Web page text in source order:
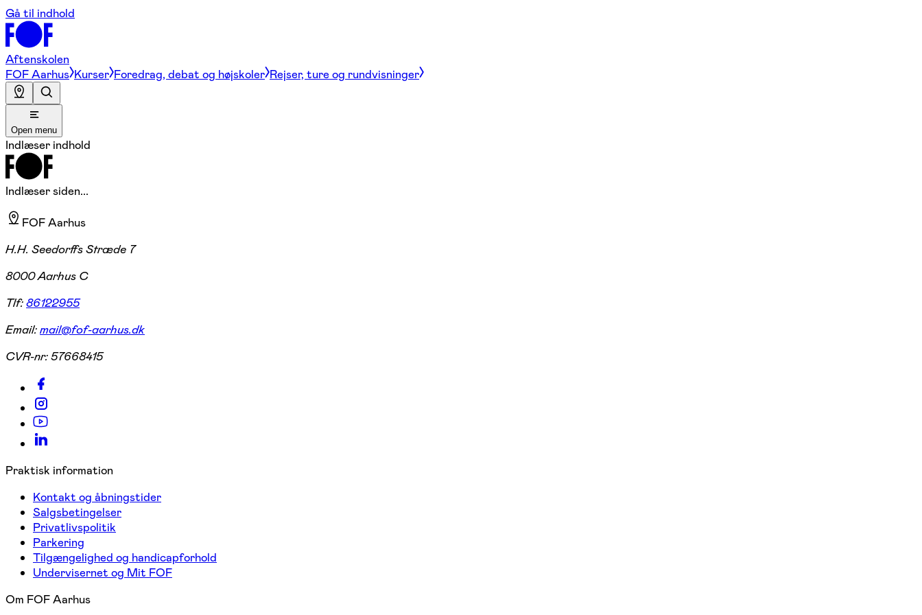
Gå til indhold
Aftenskolen
FOF Aarhus Kurser Foredrag, debat og højskoler Rejser, ture og rundvisninger
Open menu
Indlæser indhold
Indlæser siden...
FOF Aarhus
H.H. Seedorffs Stræde 7
8000 Aarhus C
Tlf:86122955
Email:mail@fof-aarhus.dk
CVR-nr:57668415
Praktisk information
Kontakt og åbningstider
Salgsbetingelser
Privatlivspolitik
Parkering
Tilgængelighed og handicapforhold
Undervisernet og Mit FOF
Om FOF Aarhus